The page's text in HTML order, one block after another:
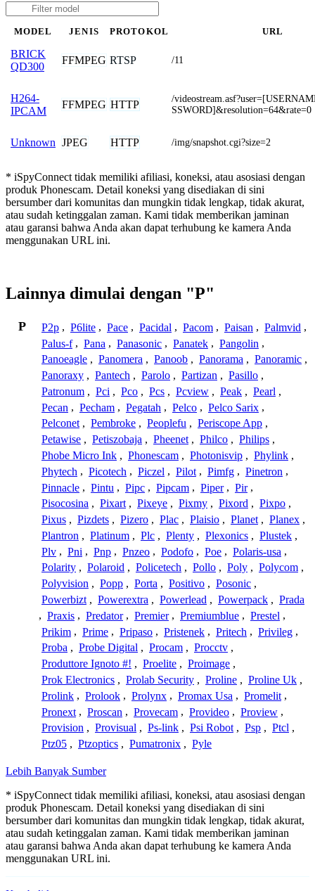
MODEL JENIS PROTOKOL URL
BRICK
QD300
FFMPEG RTSP /11
H264-
IPCAM
FFMPEG HTTP
/
SSWORD]&resolution=64&rate=0
Unknown JPEG HTTP /img/snapshot.cgi?size=2
* iSpyConnect tidak memiliki afiliasi, koneksi, atau asosiasi dengan
produk Phonescam. Detail koneksi yang disediakan di sini
bersumber dari komunitas dan mungkin tidak lengkap, tidak akurat,
atau sudah ketinggalan zaman. Kami tidak memberikan jaminan
atau garansi bahwa Anda akan dapat terhubung ke kamera Anda
menggunakan URL ini.
Lainnya dimulai dengan "P"
P P2p , P6lite , Pace , Pacidal , Pacom , Paisan , Palmvid ,
Palus-f , Pana , Panasonic , Panatek , Pangolin ,
Panoeagle , Panomera , Panoob , Panorama , Panoramic ,
Panoraxy , Pantech , Parolo , Partizan , Pasillo ,
Patronum , Pci , Pco , Pcs , Pcview , Peak , Pearl ,
Pecan , Pecham , Pegatah , Pelco , Pelco Sarix ,
Pelconet , Pembroke , Peoplefu , Periscope App ,
Petawise , Petiszobaja , Pheenet , Philco , Philips ,
Phobe Micro Ink , Phonescam , Photonisvip , Phylink ,
Phytech , Picotech , Piczel , Pilot , Pimfg , Pinetron ,
Pinnacle , Pintu , Pipc , Pipcam , Piper , Pir ,
Pisocosina , Pixart , Pixeye , Pixmy , Pixord , Pixpo ,
Pixus , Pizdets , Pizero , Plac , Plaisio , Planet , Planex ,
Plantron , Platinum , Plc , Plenty , Plexonics , Plustek ,
Plv , Pni , Pnp , Pnzeo , Podofo , Poe , Polaris-usa ,
Polarity , Polaroid , Policetech , Pollo , Poly , Polycom ,
Polyvision , Popp , Porta , Positivo , Posonic ,
Powerbizt , Powerextra , Powerlead , Powerpack , Prada
, Praxis , Predator , Premier , Premiumblue , Prestel ,
Prikim , Prime , Pripaso , Pristenek , Pritech , Privileg ,
Proba , Probe Digital , Procam , Procctv ,
Produttore Ignoto #! , Proelite , Proimage ,
Prok Electronics , Prolab Security , Proline , Proline Uk ,
Prolink , Prolook , Prolynx , Promax Usa , Promelit ,
Pronext , Proscan , Provecam , Provideo , Proview ,
Provision , Provisual , Ps-link , Psi Robot , Psp , Ptcl ,
Ptz05 , Ptzoptics , Pumatronix , Pyle
Lebih Banyak Sumber
* iSpyConnect tidak memiliki afiliasi, koneksi, atau asosiasi dengan
produk Phonescam. Detail koneksi yang disediakan di sini
bersumber dari komunitas dan mungkin tidak lengkap, tidak akurat,
atau sudah ketinggalan zaman. Kami tidak memberikan jaminan
atau garansi bahwa Anda akan dapat terhubung ke kamera Anda
menggunakan URL ini.